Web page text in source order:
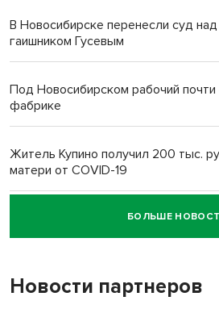
В Новосибирске перенесли суд
гаишником Гусевым
Под Новосибирском рабочий
фабрике
Житель Купино получил 200 тыс.
матери от COVID-19
Новосибирский суд наказал
пенсионерки на вокзале
«Мы живём на пастбище!»: в
терроризируют жителей
БОЛЬШЕ
Новости партнеров